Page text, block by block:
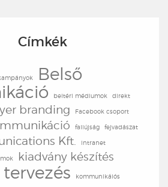
Címkék
Belső
beltéri médiumok direkt
branding Facebook csoport
faliújság fejvadászat
Kft. intranet
kiadvány készítés
kommunikáiós